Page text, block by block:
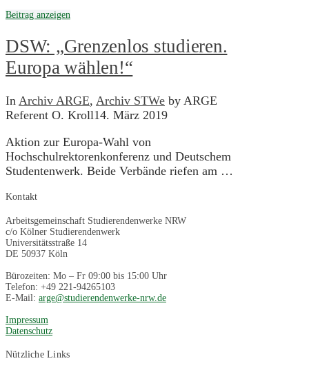
Beitrag anzeigen
DSW: „Grenzenlos studieren.
Europa wählen!“
In Archiv ARGE, Archiv STWe by ARGE
Referent O. Kroll14. März 2019
Aktion zur Europa-Wahl von
Hochschulrektorenkonferenz und Deutschem
Studentenwerk. Beide Verbände riefen am …
Kontakt
Arbeitsgemeinschaft Studierendenwerke NRW
c/o Kölner Studierendenwerk
Universitätsstraße 14
DE 50937 Köln
Bürozeiten: Mo – Fr 09:00 bis 15:00 Uhr
Telefon: +49 221-94265103
E-Mail: arge@studierendenwerke-nrw.de
Impressum
Datenschutz
Nützliche Links